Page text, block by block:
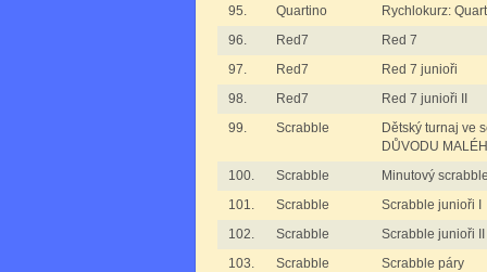
95.
Quartino
Rychlokurz:
96.
Red7
Red 7
97.
Red7
Red 7 junioři
98.
Red7
Red 7 junioři II
99.
Scrabble
Dětský turnaj ve
DŮVODU
100.
Scrabble
Minutový
101.
Scrabble
Scrabble junioři I
102.
Scrabble
Scrabble junioři II
103.
Scrabble
Scrabble páry